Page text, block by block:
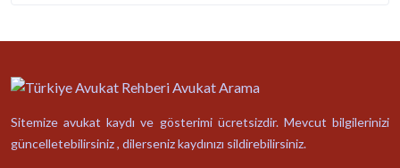
Sitemize avukat kaydı ve gösterimi ücretsizdir. Mevcut bilgilerinizi
güncelletebilirsiniz , dilerseniz kaydınızı sildirebilirsiniz.